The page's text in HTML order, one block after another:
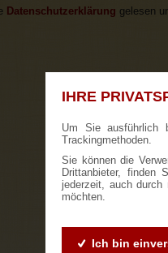
IHRE
Um Sie ausführlich
Trackingmethoden.
Sie können die
Drittanbieter, finden
jederzeit, auch durch
möchten.
Ich bin
Datenschutzerklärung gelesen